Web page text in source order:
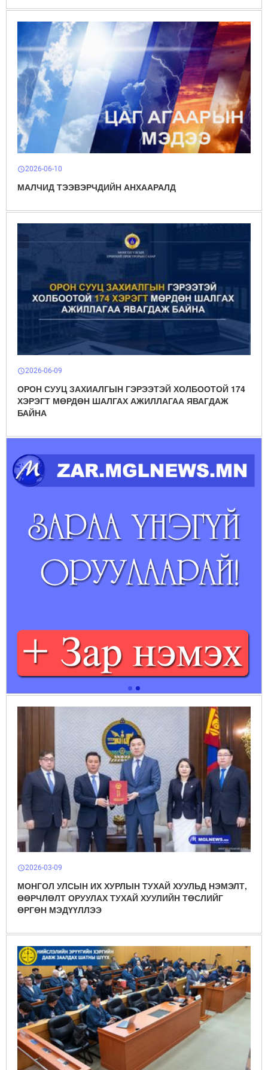
schedule2026-06-10
МАЛЧИД ТЭЭВЭРЧДИЙН АНХААРАЛД
schedule2026-06-09
ОРОН СУУЦ ЗАХИАЛГЫН ГЭРЭЭТЭЙ ХОЛБООТОЙ 174
ХЭРЭГТ МӨРДӨН ШАЛГАХ АЖИЛЛАГАА ЯВАГДАЖ
БАЙНА
schedule2026-03-09
МОНГОЛ УЛСЫН ИХ ХУРЛЫН ТУХАЙ ХУУЛЬД НЭМЭЛТ,
ӨӨРЧЛӨЛТ ОРУУЛАХ ТУХАЙ ХУУЛИЙН ТӨСЛИЙГ
ӨРГӨН МЭДҮҮЛЛЭЭ